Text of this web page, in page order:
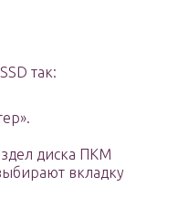
так:
диска ПКМ
вкладку